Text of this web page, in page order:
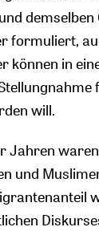
demselben
formuliert,
können in
will.
Jahren
und